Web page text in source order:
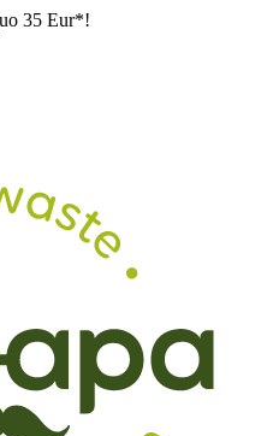
35 Eur*!